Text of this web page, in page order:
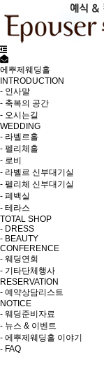
에뿌제웨딩홀
INTRODUCTION
- 인사말
- 축복의 공간
- 오시는길
WEDDING
- 라벨르홀
- 펠리체홀
- 로비
- 라벨르 신부대기실
- 펠리체 신부대기실
- 폐백실
- 테라스
TOTAL SHOP
- DRESS
- BEAUTY
CONFERENCE
- 웨딩연회
- 기타단체행사
RESERVATION
- 예약상담리스트
NOTICE
- 웨딩준비자료
- 뉴스 & 이벤트
- 에뿌제웨딩홀 이야기
- FAQ